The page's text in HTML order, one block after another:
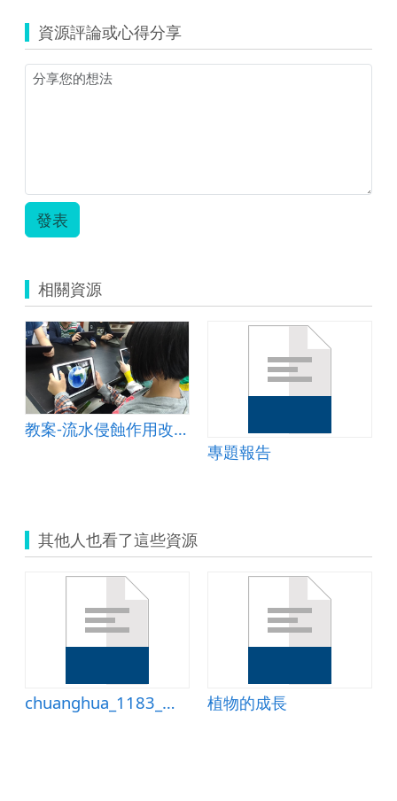
資源評論或心得分享
發表
相關資源
教案-流水侵蝕作用改變地貌&amp;mdash;以峽谷為例
專題報告
其他人也看了這些資源
chuanghua_1183_豆子 植物的成長